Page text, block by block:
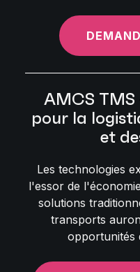
AMCS TMS
pour la
et
Les technologies
l'essor de
solutions
transports
opportunités